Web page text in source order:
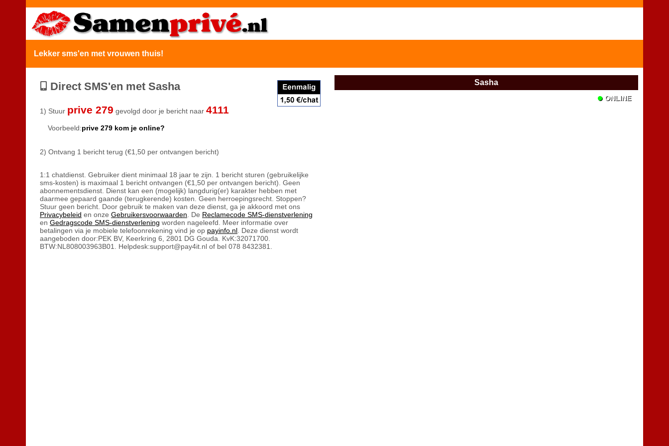
Lekker sms'en met vrouwen thuis!
Sasha
• ONLINE
Direct SMS'en met Sasha
1) Stuur prive 279 gevolgd door je bericht naar 4111
Voorbeeld:prive 279 kom je online?
2) Ontvang 1 bericht terug (€1,50 per ontvangen bericht)
1:1 chatdienst. Gebruiker dient minimaal 18 jaar te zijn. 1 bericht sturen (gebruikelijke
sms-kosten) is maximaal 1 bericht ontvangen (€1,50 per ontvangen bericht). Geen
abonnementsdienst. Dienst kan een (mogelijk) langdurig(er) karakter hebben met
daarmee gepaard gaande (terugkerende) kosten. Geen herroepingsrecht. Stoppen?
Stuur geen bericht. Door gebruik te maken van deze dienst, ga je akkoord met ons
Privacybeleid en onze Gebruikersvoorwaarden. De Reclamecode SMS-dienstverlening
en Gedragscode SMS-dienstverlening worden nageleefd. Meer informatie over
betalingen via je mobiele telefoonrekening vind je op payinfo.nl. Deze dienst wordt
aangeboden door:PEK BV, Keerkring 6, 2801 DG Gouda. KvK:32071700.
BTW:NL808003963B01. Helpdesk:support@pay4it.nl of bel 078 8432381.